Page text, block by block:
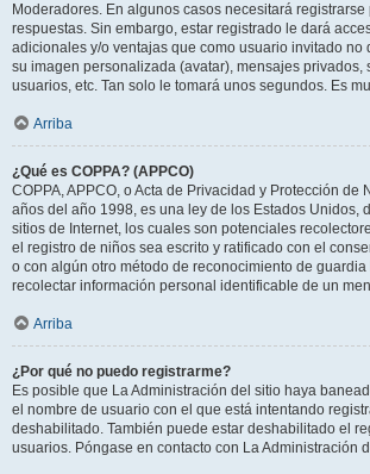
Moderadores. En algunos casos necesitará
respuestas. Sin embargo, estar registrado le dará
adicionales y/o ventajas que como usuario invitado no
su imagen personalizada (avatar), mensajes privados,
usuarios, etc. Tan solo le tomará unos segundos. Es
Arriba
¿Qué es COPPA? (APPCO)
COPPA, APPCO, o Acta de Privacidad y Protección de
años del año 1998, es una ley de los Estados Unidos,
sitios de Internet, los cuales son potenciales
el registro de niños sea escrito y ratificado con el
o con algún otro método de reconocimiento de
recolectar información personal identificable de un
Arriba
¿Por qué no puedo registrarme?
Es posible que La Administración del sitio haya
el nombre de usuario con el que está intentando
deshabilitado. También puede estar deshabilitado el
usuarios. Póngase en contacto con La Administración